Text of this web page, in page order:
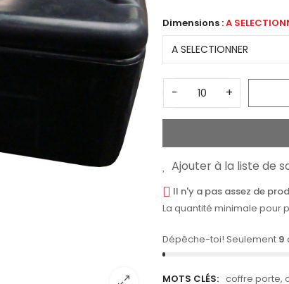
Dimensions :A
- +
Ajouter à la liste de
Il n'y a pas assez de
La quantité minimale pour
Dépêche-toi! Seulement 9
MOTS CLÉS: coffre porte,